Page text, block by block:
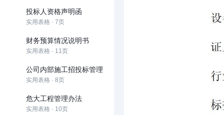
投标人资格声明函
实用表格 · 7页
财务预算情况说明书
实用表格 · 11页
公司内部施工招投标管理
实用表格 · 8页
危大工程管理办法
实用表格 · 10页